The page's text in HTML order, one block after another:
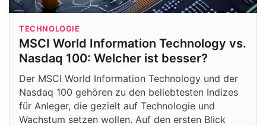
TECHNOLOGIE
MSCI World Information Technology vs.
Nasdaq 100: Welcher ist besser?
Der MSCI World Information Technology und der
Nasdaq 100 gehören zu den beliebtesten Indizes
für Anleger, die gezielt auf Technologie und
Wachstum setzen wollen. Auf den ersten Blick